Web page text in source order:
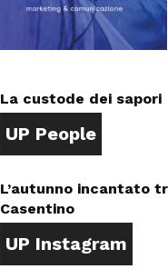
La custode dei sapori
UP People
L’autunno incantato
Casentino
UP Instagram